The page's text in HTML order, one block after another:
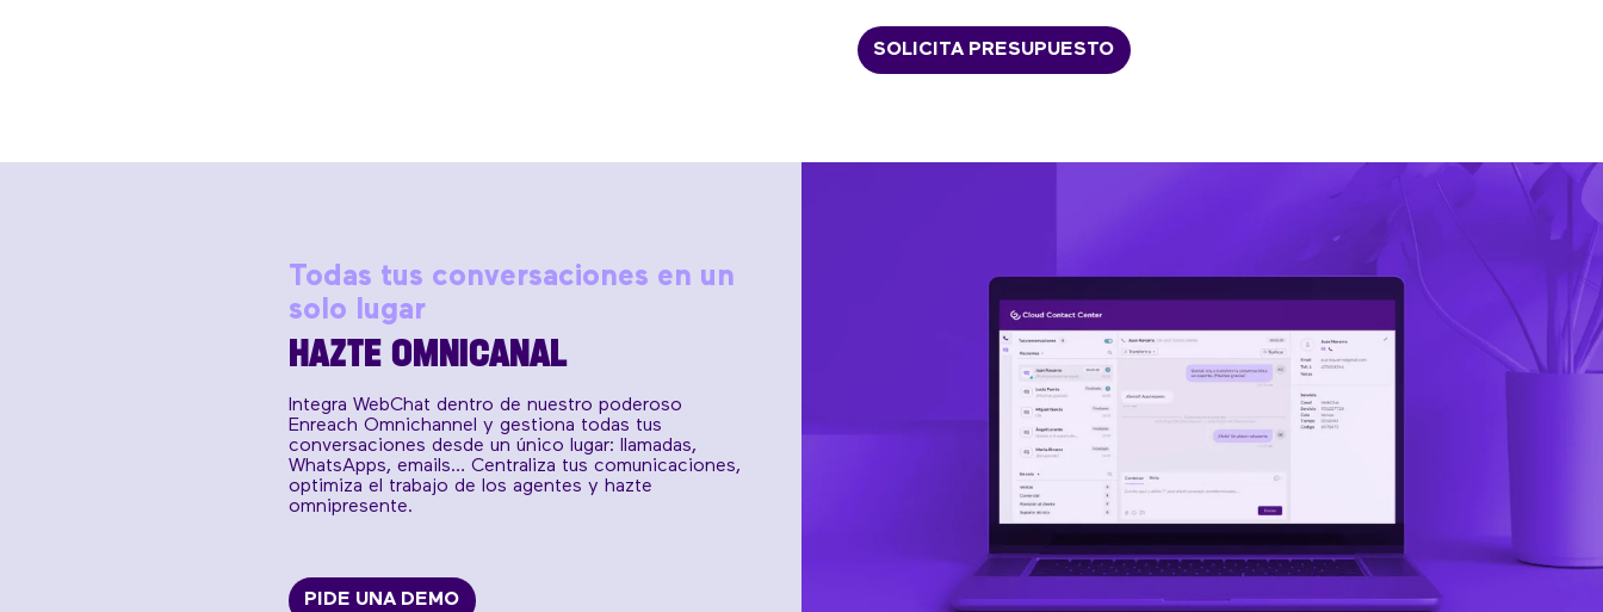
SOLICITA PRESUPUESTO
Todas tus conversaciones en un
solo lugar
HAZTE OMNICANAL
Integra WebChat dentro de nuestro poderoso
Enreach Omnichannel y gestiona todas tus
conversaciones desde un único lugar: llamadas,
WhatsApps, emails… Centraliza tus comunicaciones,
optimiza el trabajo de los agentes y hazte
omnipresente.
PIDE UNA DEMO